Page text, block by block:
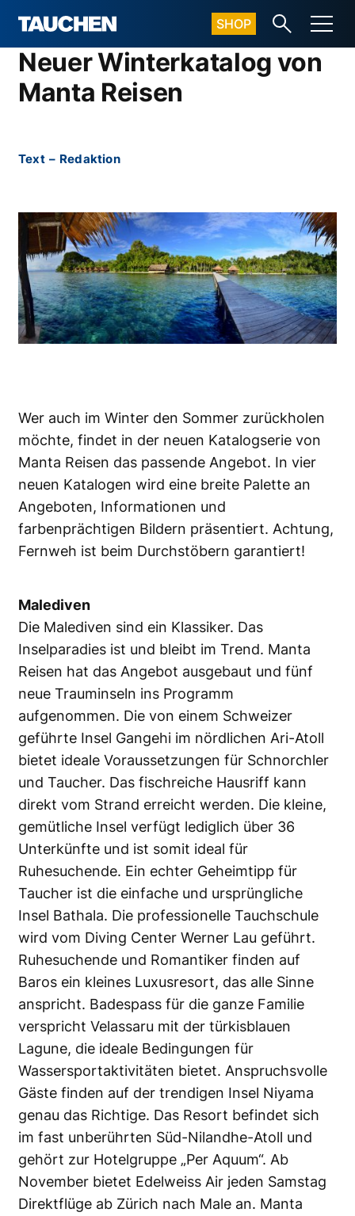
SHOP
Neuer Winterkatalog von
Manta Reisen
Text – Redaktion
Wer auch im Winter den Sommer zurückholen
möchte, findet in der neuen Katalogserie von
Manta Reisen das passende Angebot. In vier
neuen Katalogen wird eine breite Palette an
Angeboten, Informationen und
farbenprächtigen Bildern präsentiert. Achtung,
Fernweh ist beim Durchstöbern garantiert!
Malediven
Die Malediven sind ein Klassiker. Das
Inselparadies ist und bleibt im Trend. Manta
Reisen hat das Angebot ausgebaut und fünf
neue Trauminseln ins Programm
aufgenommen. Die von einem Schweizer
geführte Insel Gangehi im nördlichen Ari-Atoll
bietet ideale Voraussetzungen für Schnorchler
und Taucher. Das fischreiche Hausriff kann
direkt vom Strand erreicht werden. Die kleine,
gemütliche Insel verfügt lediglich über 36
Unterkünfte und ist somit ideal für
Ruhesuchende. Ein echter Geheimtipp für
Taucher ist die einfache und ursprüngliche
Insel Bathala. Die professionelle Tauchschule
wird vom Diving Center Werner Lau geführt.
Ruhesuchende und Romantiker finden auf
Baros ein kleines Luxusresort, das alle Sinne
anspricht. Badespass für die ganze Familie
verspricht Velassaru mit der türkisblauen
Lagune, die ideale Bedingungen für
Wassersportaktivitäten bietet. Anspruchsvolle
Gäste finden auf der trendigen Insel Niyama
genau das Richtige. Das Resort befindet sich
im fast unberührten Süd-Nilandhe-Atoll und
gehört zur Hotelgruppe „Per Aquum“. Ab
November bietet Edelweiss Air jeden Samstag
Direktflüge ab Zürich nach Male an. Manta